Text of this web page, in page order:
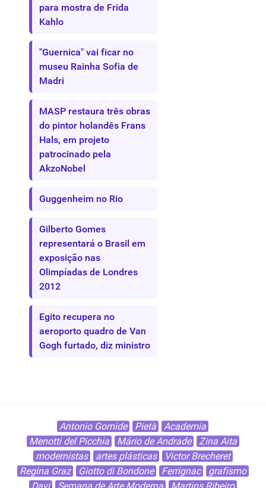
para mostra de Frida
Kahlo
"Guernica" vai ficar no
museu Rainha Sofia de
Madri
MASP restaura três obras
do pintor holandês Frans
Hals, em projeto
patrocinado pela
AkzoNobel
Guggenheim no Rio
Gilberto Gomes
representará o Brasil em
exposição nas
Olimpíadas de Londres
2012
Egito recupera no
aeroporto quadro de Van
Gogh furtado, diz ministro
Antonio Gomide Pietà
Academia
Menotti del Picchia
Mário de Andrade
Zina Aita
modernistas
artes plásticas
Victor Brecheret
Regina Graz
Giotto di Bondone Ferrignac
grafismo